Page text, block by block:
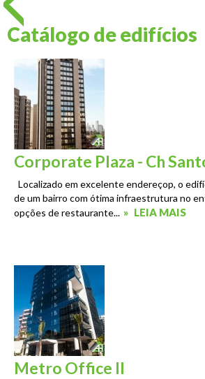
Catálogo de edifícios
Corporate Plaza - Ch
Localizado em excelente endereçop, o
de um bairro com ótima infraestrutura no
opções de restaurante... » LEIA MAIS
Metro Office II